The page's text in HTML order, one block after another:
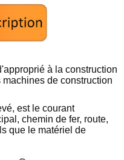
à la construction
de construction
est le courant
chemin de fer, route,
que le matériel de